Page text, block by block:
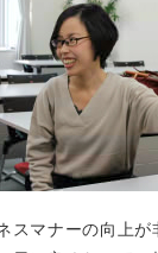
スマナーの向上が